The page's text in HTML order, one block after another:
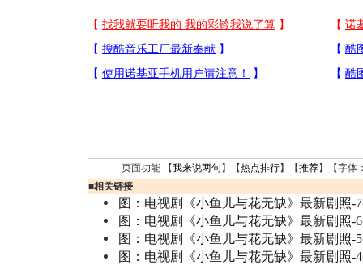
页面功能 【我来说两句 】【热点排行】【推荐】【字体
■相关链接
图：电视剧《小鱼儿与花无缺》最新剧照-7
图：电视剧《小鱼儿与花无缺》最新剧照-6
图：电视剧《小鱼儿与花无缺》最新剧照-5
图：电视剧《小鱼儿与花无缺》最新剧照-4